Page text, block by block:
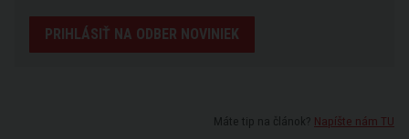
PRIHLÁSIŤ NA ODBER NOVINIEK
Máte tip na článok? Napíšte nám TU